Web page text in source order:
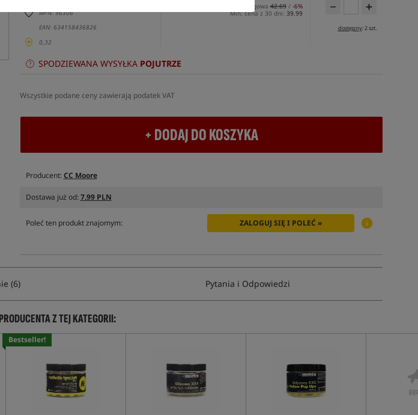
MPN: 96306
EAN: 634158436826
0,32
Cena katalogowa42.69/ -6%
Min. cena z 30 dni: 39.99
dostępny: 2 szt.
SPODZIEWANA WYSYŁKA POJUTRZE
Wszystkie podane ceny zawierają podatek VAT
+ DODAJ DO KOSZYKA
Producent:CC Moore
Dostawa już od:7.99 PLN
Poleć ten produkt znajomym: ZALOGUJ SIĘ I POLEĆ »
(6) Pytania i Odpowiedzi
Z TEJ KATEGORII:
Bestseller!